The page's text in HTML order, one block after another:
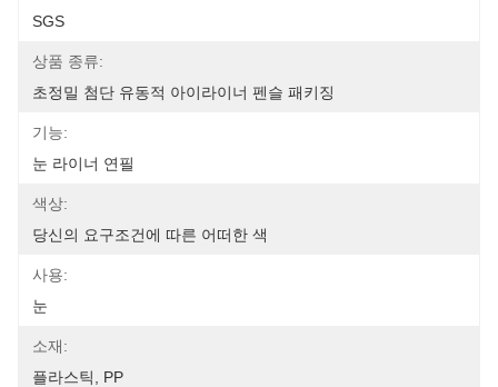
SGS
상품 종류:
초정밀 첨단 유동적 아이라이너 펜슬 패키징
기능:
눈 라이너 연필
색상:
당신의 요구조건에 따른 어떠한 색
사용:
눈
소재:
플라스틱, PP